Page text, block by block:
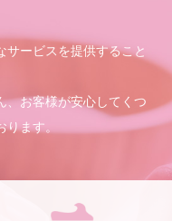
サービスを提供すること
、お客様が安心してくつ
ます。